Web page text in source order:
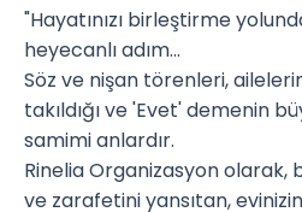
"Hayatınızı birleştirme
heyecanlı adım...
Söz ve nişan törenleri,
takıldığı ve 'Evet' demenin
samimi anlardır.
Rinelia Organizasyon olarak,
ve zarafetini yansıtan,